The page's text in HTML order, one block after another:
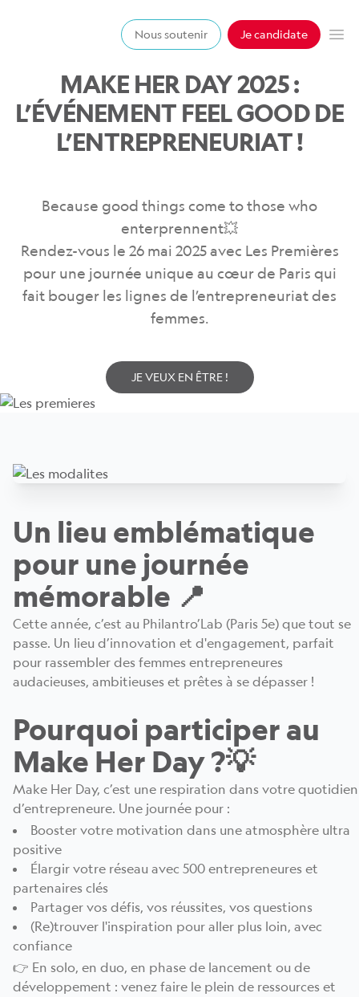
Nous soutenir Je candidate
MAKE HER DAY 2025 :
L’ÉVÉNEMENT FEEL GOOD DE
L’ENTREPRENEURIAT !
Because good things come to those who
enterprennent💥
Rendez-vous le 26 mai 2025 avec Les Premières
pour une journée unique au cœur de Paris qui
fait bouger les lignes de l’entrepreneuriat des
femmes.
JE VEUX EN ÊTRE !
Un lieu emblématique
pour une journée
mémorable 📍
Cette année, c’est au Philantro’Lab (Paris 5e) que tout se
passe. Un lieu d’innovation et d'engagement, parfait
pour rassembler des femmes entrepreneures
audacieuses, ambitieuses et prêtes à se dépasser !
Pourquoi participer au
Make Her Day ?💡
Make Her Day, c’est une respiration dans votre quotidien
d’entrepreneure. Une journée pour :
Booster votre motivation dans une atmosphère ultra
positive
Élargir votre réseau avec 500 entrepreneures et
partenaires clés
Partager vos défis, vos réussites, vos questions
(Re)trouver l'inspiration pour aller plus loin, avec
confiance
👉 En solo, en duo, en phase de lancement ou de
développement : venez faire le plein de ressources et